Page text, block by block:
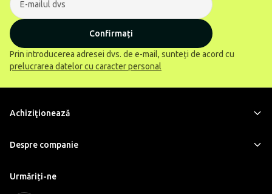
Confirmați
Prin introducerea adresei dvs. de e-mail, sunteți de acord cu
prelucrarea datelor cu caracter personal
Achiziţionează
Despre companie
Urmăriți-ne